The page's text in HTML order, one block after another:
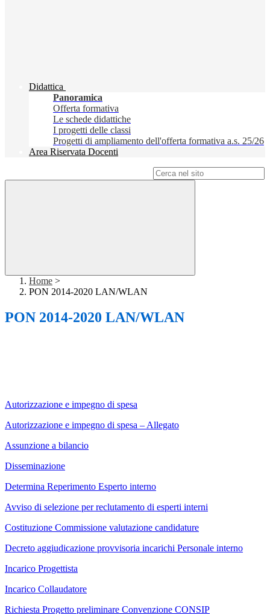
Didattica
Panoramica
Offerta formativa
Le schede didattiche
I progetti delle classi
Progetti di ampliamento dell'offerta formativa a.s. 25/26
Area Riservata Docenti
Home >
PON 2014-2020 LAN/WLAN
PON 2014-2020 LAN/WLAN
Autorizzazione e impegno di spesa
Autorizzazione e impegno di spesa – Allegato
Assunzione a bilancio
Disseminazione
Determina Reperimento Esperto interno
Avviso di selezione per reclutamento di esperti interni
Costituzione Commissione valutazione candidature
Decreto aggiudicazione provvisoria incarichi Personale interno
Incarico Progettista
Incarico Collaudatore
Richiesta Progetto preliminare Convenzione CONSIP